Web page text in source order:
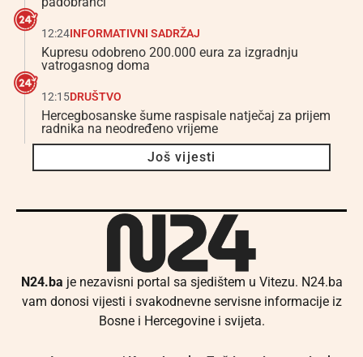
12:24INFORMATIVNI SADRŽAJ
Kupresu odobreno 200.000 eura za izgradnju
vatrogasnog doma
12:15DRUŠTVO
Hercegbosanske šume raspisale natječaj za prijem
radnika na neodređeno vrijeme
Još vijesti
N24.ba je nezavisni portal sa sjedištem u Vitezu. N24.ba
vam donosi vijesti i svakodnevne servisne informacije iz
Bosne i Hercegovine i svijeta.